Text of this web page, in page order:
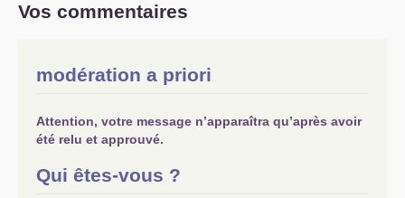
Vos commentaires
modération a priori
Attention, votre message n’apparaîtra qu’après avoir
été relu et approuvé.
Qui êtes-vous ?